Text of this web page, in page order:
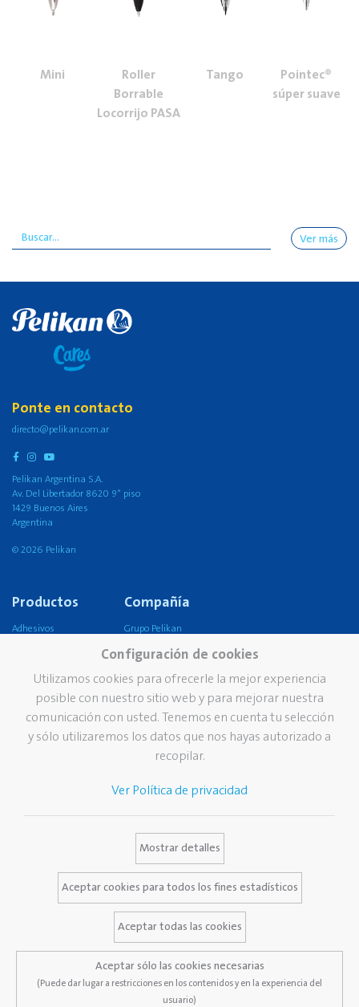
Mini
Roller
Borrable
Locorrijo PASA
Tango
Pointec®
súper suave
Ver más
Ponte en contacto
directo@pelikan.com.ar
Pelikan Argentina S.A.
Av. Del Libertador 8620 9° piso
1429 Buenos Aires
Argentina
© 2026 Pelikan
Productos
Adhesivos
Manualidades
Corrección y borrado
Compañía
Grupo Pelikan
Pelikan en el mundo
Nuestra visión, misión &
valores
Sustentabilidad
La marca Pelikan
Servicios
Catálogo
Banco de imágenes
Política de privacidad
Configuración de cookies
Utilizamos cookies para ofrecerle la mejor experiencia
posible con nuestro sitio web y para mejorar nuestra
comunicación con usted. Tenemos en cuenta tu selección
y sólo utilizaremos los datos que nos hayas autorizado a
recopilar.
Ver Política de privacidad
Mostrar detalles
Aceptar cookies para todos los fines estadísticos
Aceptar todas las cookies
Aceptar sólo las cookies necesarias
(Puede dar lugar a restricciones en los contenidos y en la experiencia del
usuario)